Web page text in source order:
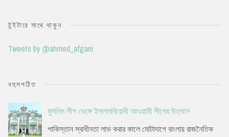
টুইটারে সাথে থাকুন
Tweets by @ahmed_afgani
বহুলপঠিত
মুসলিম লীগ ভেঙ্গে ইসলামবিরোধী আওয়ামী লীগের উত্থান
পাকিস্তান স্বাধীনতা লাভ করার কালে মোটাদাগে বাংলায় রাজনৈতিক